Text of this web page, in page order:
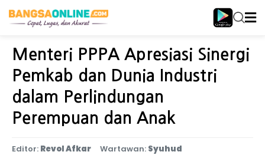
Home Jawa Timur
Menteri PPPA Apresiasi Sinergi
Pemkab dan Dunia Industri
dalam Perlindungan
Perempuan dan Anak
Editor: Revol Afkar Wartawan: Syuhud